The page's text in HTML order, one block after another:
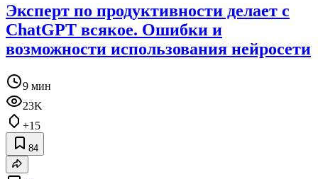
Эксперт по продуктивности делает с
ChatGPT всякое. Ошибки и
возможности использования нейросети
9 мин
23K
+15
84